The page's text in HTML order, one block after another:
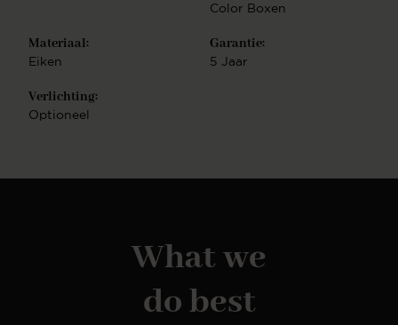
combineren zijn. Bekijk bijvoorbeeld onze tv-
waardoor je een totaal afgestemde woonbeleving
kunt creëren.
Color Boxen
Materiaal:
Eiken
Garantie:
5 Jaar
Verlichting:
Optioneel
What we
do best